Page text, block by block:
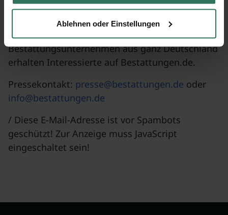
Ablehnen oder Einstellungen
Vertrag abschließt“, meint Thomas Hellwege.
Einen unverbindlichen Preis- und
Leistungsvergleich von
Bestattungsunternehmen aus ganz Deutschland
erhalten Interessierte auf Bestattungen.de.
Pressekontakt: presse@bestattungen.de oder
info@bestattungen.de
/ Diese E-Mail-Adresse ist vor Spambots
geschützt! Zur Anzeige muss JavaScript
eingeschaltet sein!